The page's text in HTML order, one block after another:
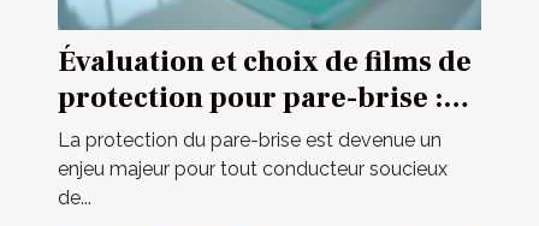
Évaluation et choix de films de
protection pour pare-brise :
guide complet
La protection du pare-brise est devenue un
enjeu majeur pour tout conducteur soucieux
de...